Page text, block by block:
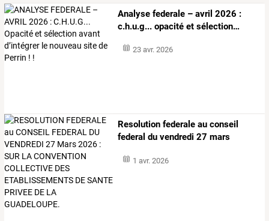
Analyse federale – avril 2026 :
c.h.u.g... opacité et sélection…
23 avr. 2026
Resolution federale au conseil
federal du vendredi 27 mars
1 avr. 2026